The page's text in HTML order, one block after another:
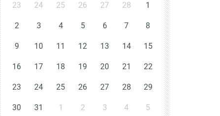
23
24 25 26 27 28 1
2 3 4 5 6 7 8
9 10 11 12 13 14 15
16 17 18 19 20 21 22
23 24 25 26 27 28 29
30 31 1 2 3 4 5